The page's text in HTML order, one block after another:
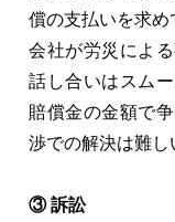
償の支払いを求め
会社が労災によ
話し合いはスム
賠償金の金額で
渉での解決は難し
③ 訴訟